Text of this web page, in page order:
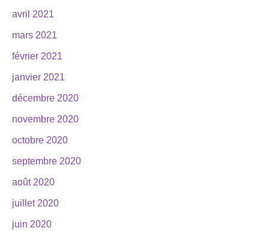
avril 2021
mars 2021
février 2021
janvier 2021
décembre 2020
novembre 2020
octobre 2020
septembre 2020
août 2020
juillet 2020
juin 2020